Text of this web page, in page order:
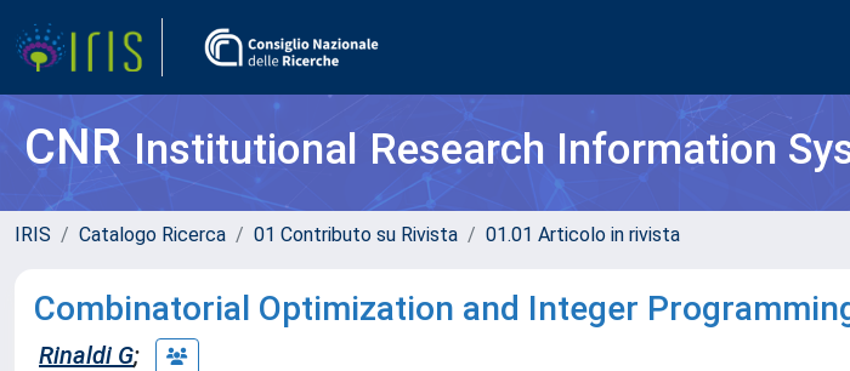
CNRInstitutional Research Information
IRIS Catalogo Ricerca 01 Contributo su Rivista 01.01 Articolo in rivista
Combinatorial Optimization and Integer
Rinaldi G;